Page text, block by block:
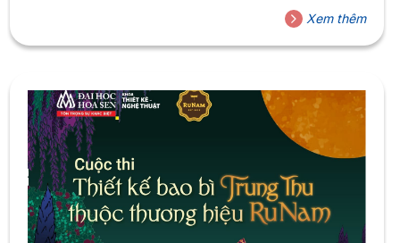
truyền thống dân tộc. Buổi gặp gỡ diễn ra tại phòng 903,
cơ sở Cao Thắng, nằm trong khuôn khổ cuộc thi Thiết kế
bao bì Trung...
Xem thêm